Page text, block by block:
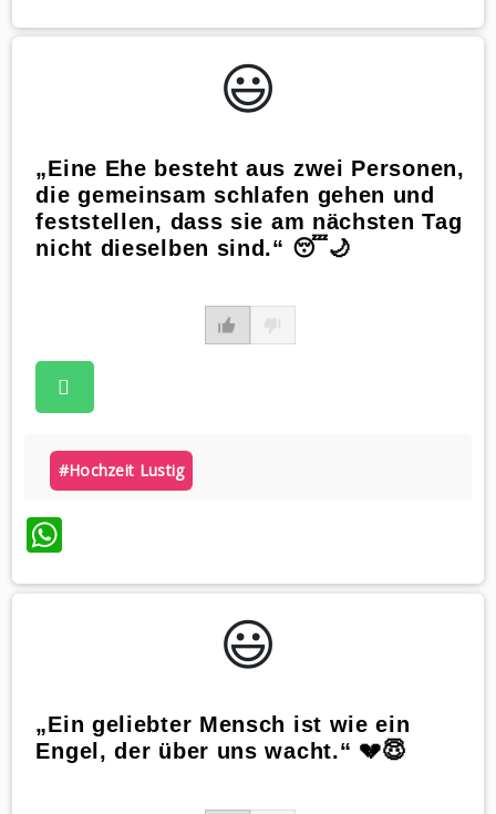
😃️
„Eine Ehe besteht aus zwei Personen,
die gemeinsam schlafen gehen und
feststellen, dass sie am nächsten Tag
nicht dieselben sind.“ 😴🌙
#hochzeit Lustig
WhatsApp
😃️
„Ein geliebter Mensch ist wie ein
Engel, der über uns wacht.“ 💔😇